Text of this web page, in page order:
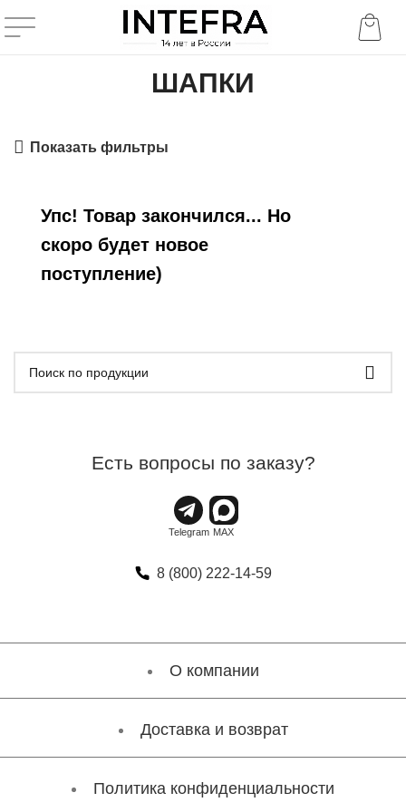
ШАПКИ
Показать фильтры
Упс! Товар закончился... Но
скоро будет новое
поступление)
Есть вопросы по заказу?
8 (800) 222-14-59
О компании
Доставка и возврат
Политика конфиденциальности